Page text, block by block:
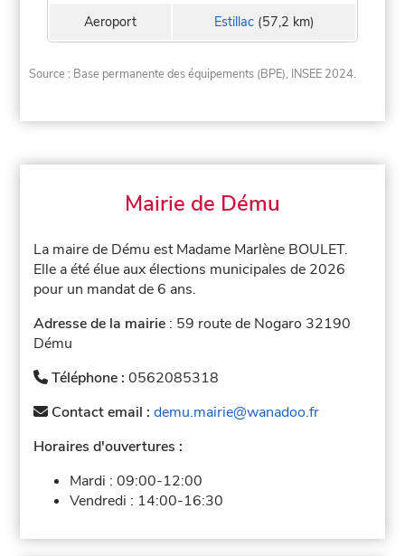
Aeroport Estillac(57,2 km)
Source : Base permanente des équipements (BPE), INSEE 2024.
Mairie de Dému
La maire de Dému est Madame Marlène BOULET.
Elle a été élue aux élections municipales de 2026
pour un mandat de 6 ans.
Adresse de la mairie : 59 route de Nogaro 32190
Dému
Téléphone :0562085318
Contact email :demu.mairie@wanadoo.fr
Horaires d'ouvertures :
Mardi :09:00-12:00
Vendredi : 14:00-16:30